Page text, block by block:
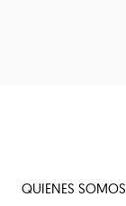
QUIENES SOMOS